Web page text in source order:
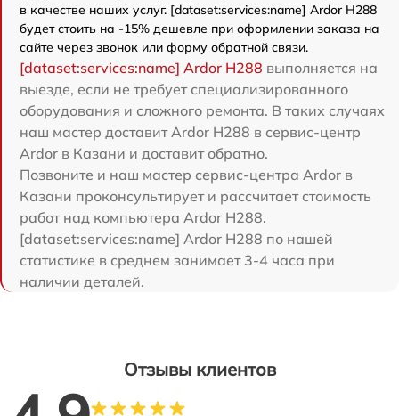
в качестве наших услуг. [dataset:services:name] Ardor H288
будет стоить на -15% дешевле при оформлении заказа на
сайте через звонок или форму обратной связи.
[dataset:services:name] Ardor H288 выполняется на
выезде, если не требует специализированного
оборудования и сложного ремонта. В таких случаях
наш мастер доставит Ardor H288 в сервис-центр
Ardor в Казани и доставит обратно.
Позвоните и наш мастер сервис-центра Ardor в
Казани проконсультирует и рассчитает стоимость
работ над компьютера Ardor H288.
[dataset:services:name] Ardor H288 по нашей
статистике в среднем занимает 3-4 часа при
наличии деталей.
Отзывы клиентов